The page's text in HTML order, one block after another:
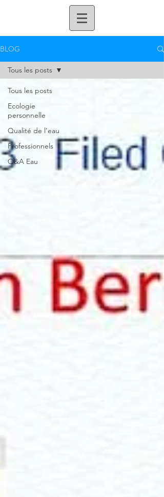
BLOG
Tous les posts
Ecologie
personnelle
Qualité de l'eau
Professionnels
Q&A Eau
Tous les posts